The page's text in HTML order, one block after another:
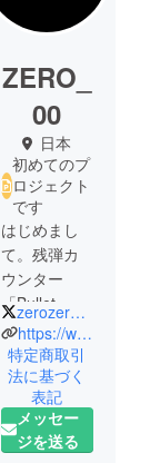
ZERO_
00
日本
初めてのプ
ロジェクト
です
はじめまし
て。残弾カ
ウンター
「Bullet
Count
System」を
作っている
チーム、
ZEROと申し
ます。
zerozer_zero
https://www.youtube.com/channel/UCD99P72DHTFRxAp9h9rWFbw
特定商取引
法に基づく
表記
メッセー
ジを送る